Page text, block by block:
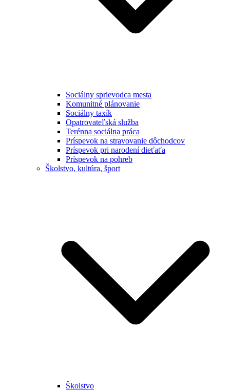
Sociálny sprievodca mesta
Komunitné plánovanie
Sociálny taxík
Opatrovateľská služba
Terénna sociálna práca
Príspevok na stravovanie dôchodcov
Príspevok pri narodení dieťaťa
Príspevok na pohreb
Školstvo, kultúra, šport
Školstvo